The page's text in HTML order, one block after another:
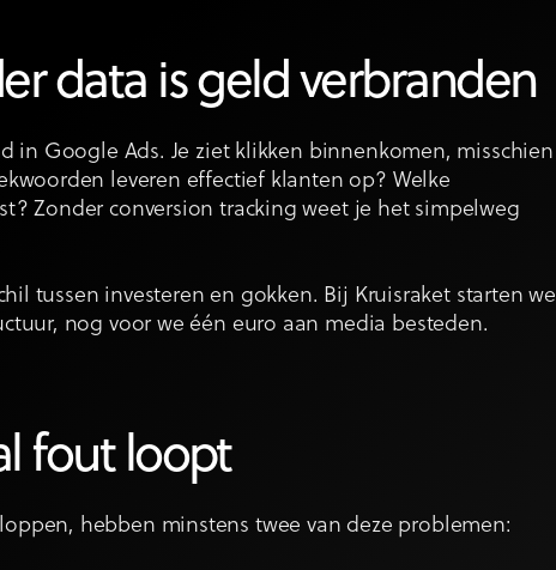
data is geld verbranden
in Google Ads. Je ziet klikken binnenkomen, misschien
leveren effectief klanten op? Welke
Zonder conversion tracking weet je het simpelweg
tussen investeren en gokken. Bij Kruisraket starten we
nog voor we één euro aan media besteden.
fout loopt
hebben minstens twee van deze problemen: